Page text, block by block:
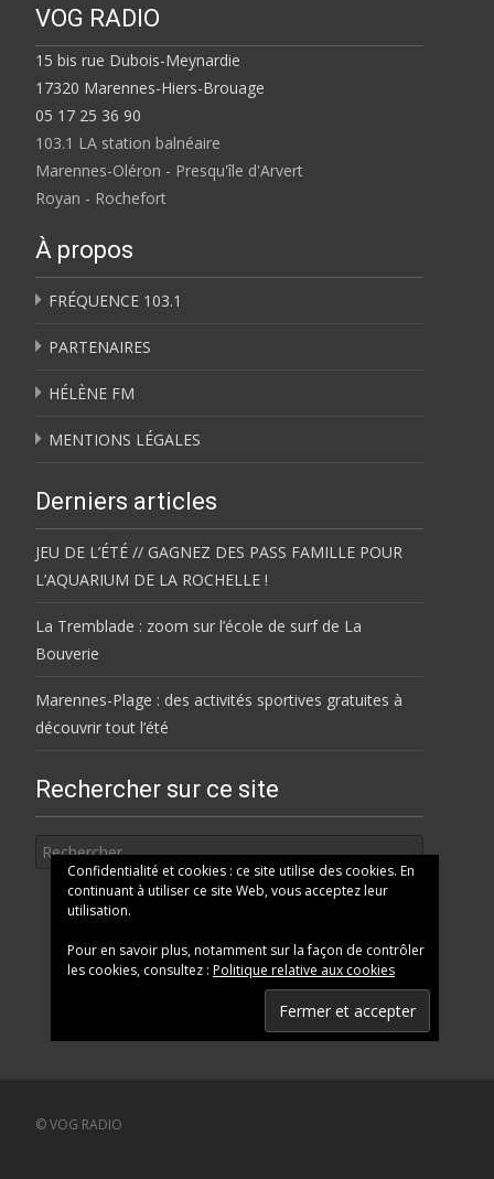
VOG RADIO
15 bis rue Dubois-Meynardie
17320 Marennes-Hiers-Brouage
05 17 25 36 90
103.1 LA station balnéaire
Marennes-Oléron - Presqu'île d'Arvert
Royan - Rochefort
À propos
FRÉQUENCE 103.1
PARTENAIRES
HÉLÈNE FM
MENTIONS LÉGALES
Derniers articles
JEU DE L’ÉTÉ // GAGNEZ DES PASS FAMILLE POUR
L’AQUARIUM DE LA ROCHELLE !
La Tremblade : zoom sur l’école de surf de La
Bouverie
Marennes-Plage : des activités sportives gratuites à
découvrir tout l’été
Rechercher sur ce site
Confidentialité et cookies : ce site utilise des cookies. En
continuant à utiliser ce site Web, vous acceptez leur
utilisation.
Pour en savoir plus, notamment sur la façon de contrôler
les cookies, consultez : Politique relative aux cookies
© VOG RADIO